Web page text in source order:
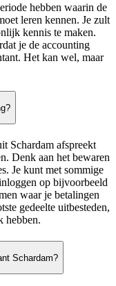
hebben waarin de
leren kennen. Je zult
kennis te maken.
je de accounting
Het kan wel, maar
Schardam afspreekt
Denk aan het bewaren
Je kunt met sommige
op bijvoorbeeld
waar je betalingen
gedeelte uitbesteden,
hebben.
Schardam?